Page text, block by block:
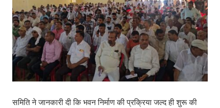
समिति ने जानकारी दी कि भवन निर्माण की प्रक्रिया जल्द ही शुरू की